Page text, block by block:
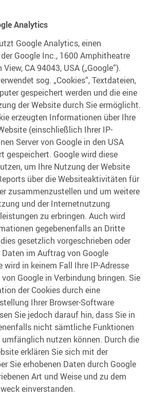
Analytics
Google Analytics, einen
Google Inc., 1600 Amphitheatre
CA 94043, USA („Google“).
sog. „Cookies“, Textdateien,
gespeichert werden und die eine
der Website durch Sie ermöglicht.
erzeugten Informationen über Ihre
(einschließlich Ihrer IP-
Server von Google in den USA
gespeichert. Google wird diese
um Ihre Nutzung der Website
über die Websiteaktivitäten für
zusammenzustellen und um weitere
und der Internetnutzung
zu erbringen. Auch wird
gegebenenfalls an Dritte
gesetzlich vorgeschrieben oder
im Auftrag von Google
wird in keinem Fall Ihre IP-Adresse
Google in Verbindung bringen. Sie
der Cookies durch eine
Ihrer Browser-Software
Sie jedoch darauf hin, dass Sie in
nicht sämtliche Funktionen
nutzen können. Durch die
erklären Sie sich mit der
Sie erhobenen Daten durch Google
Art und Weise und zu dem
einverstanden.